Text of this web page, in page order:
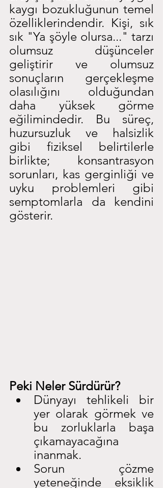
kaygı bozukluğunun temel
özelliklerindendir. Kişi, sık
sık "Ya şöyle olursa..." tarzı
olumsuz düşünceler
geliştirir ve olumsuz
sonuçların gerçekleşme
olasılığını olduğundan
daha yüksek görme
eğilimindedir. Bu süreç,
huzursuzluk ve halsizlik
gibi fiziksel belirtilerle
birlikte; konsantrasyon
sorunları, kas gerginliği ve
uyku problemleri gibi
semptomlarla da kendini
gösterir.
Peki Neler Sürdürür?
Dünyayı tehlikeli bir
yer olarak görmek ve
bu zorluklarla başa
çıkamayacağına
inanmak.
Sorun çözme
yeteneğinde eksiklik